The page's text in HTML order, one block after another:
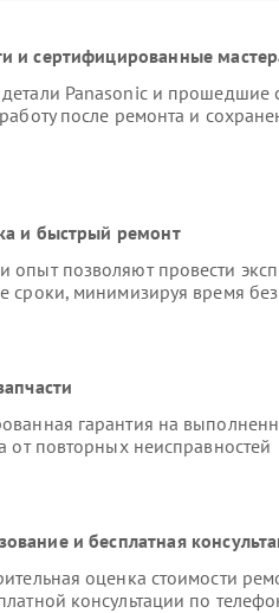
и сертифицированные
Panasonic и прошедшие
после ремонта и
и быстрый ремонт
позволяют провести
сроки, минимизируя время без
гарантия на
от повторных неисправностей
и бесплатная
оценка стоимости
консультации по